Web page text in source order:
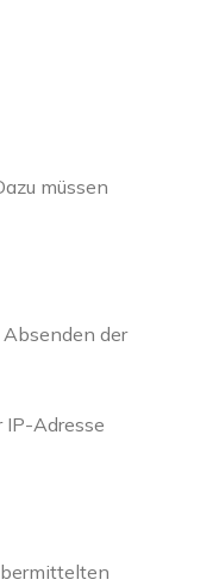
müssen
der
IP-Adresse